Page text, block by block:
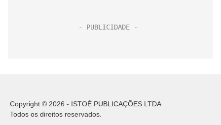
Copyright © 2026 - ISTOÉ PUBLICAÇÕES LTDA
Todos os direitos reservados.